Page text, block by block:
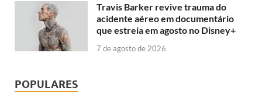
Travis Barker revive trauma do
acidente aéreo em documentário
que estreia em agosto no Disney+
7 de agosto de 2026
POPULARES